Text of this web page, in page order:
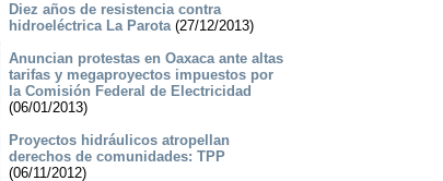
Diez años de resistencia contra
hidroeléctrica La Parota(27/12/2013)
Anuncian protestas en Oaxaca ante altas
tarifas y megaproyectos impuestos por
la Comisión Federal de Electricidad
(06/01/2013)
Proyectos hidráulicos atropellan
derechos de comunidades: TPP
(06/11/2012)